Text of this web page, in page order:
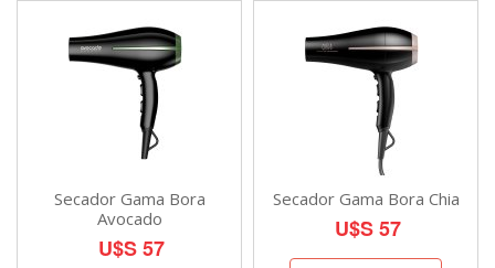
Secador Gama Bora
Avocado
U$S 57
Secador Gama Bora Chia
U$S 57